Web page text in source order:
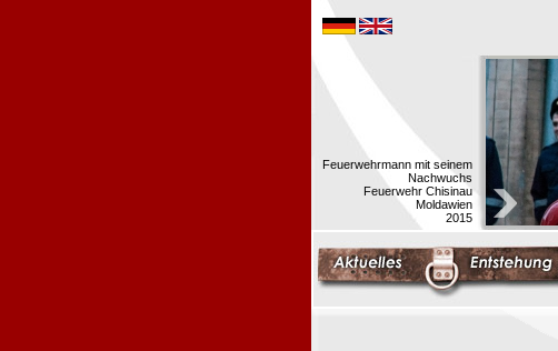
Feuerwehrmann mit seinem
Nachwuchs
Feuerwehr Chisinau
Moldawien
2015